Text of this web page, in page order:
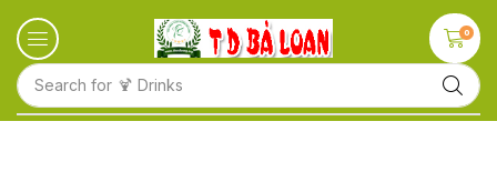
Search for 🍋 Fruits
0